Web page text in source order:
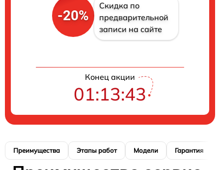
-20%
Скидка по
предварительной
записи на сайте
Конец акции
01:13:42
Преимущества Этапы работ Модели Гарантия